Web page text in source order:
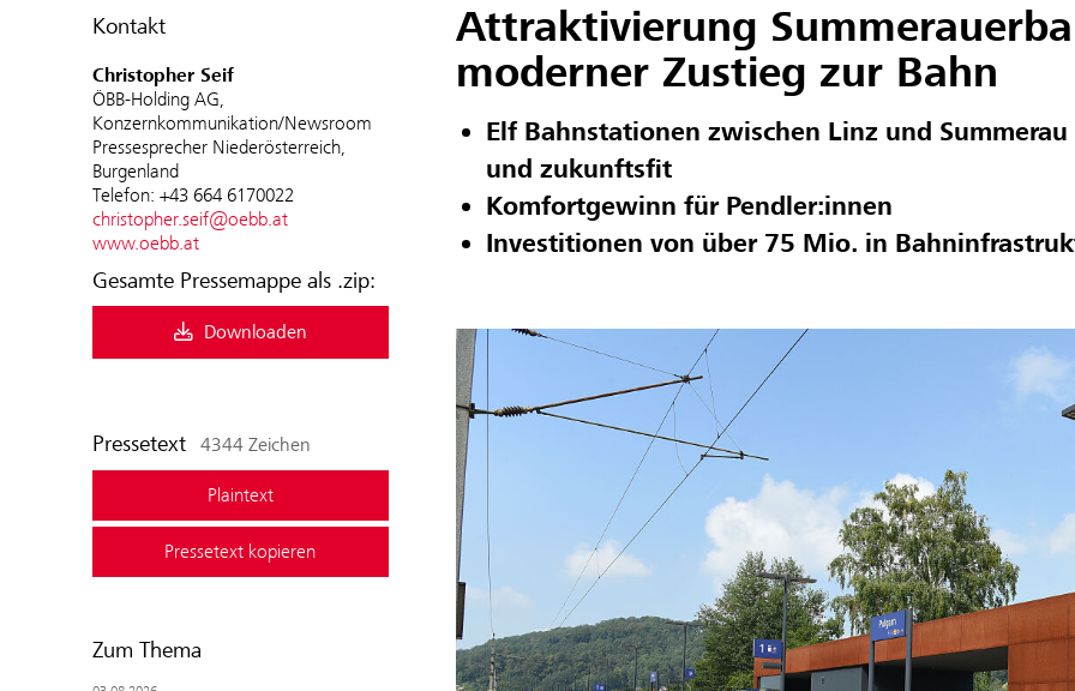
Kontakt
Christopher Seif
ÖBB-Holding AG,
Konzernkommunikation/Newsroom
Pressesprecher Niederösterreich,
Burgenland
Telefon: +43 664 6170022
christopher.seif@oebb.at
www.oebb.at
Gesamte Pressemappe als .zip:
Downloaden
Pressetext 4344 Zeichen
Plaintext
Pressetext kopieren
Zum Thema
Attraktivierung
moderner Zustieg zur Bahn
Elf Bahnstationen zwischen Linz und
und zukunftsfit
Komfortgewinn für Pendler:innen
Investitionen von über 75 Mio. in